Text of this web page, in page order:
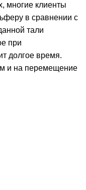
многие клиенты
в сравнении с
тали
при
долгое время.
и на перемещение